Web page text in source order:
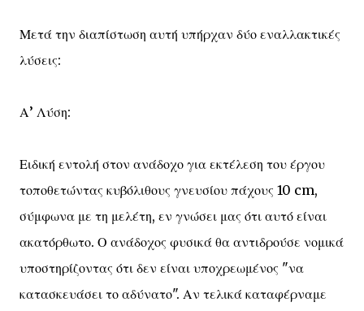
Μετά την διαπίστωση αυτή υπήρχαν δύο εναλλακτικές
λύσεις:
Α’ Λύση:
Ειδική εντολή στον ανάδοχο για εκτέλεση του έργου
τοποθετώντας κυβόλιθους γνευσίου πάχους 10 cm,
σύμφωνα με τη μελέτη, εν γνώσει μας ότι αυτό είναι
ακατόρθωτο. Ο ανάδοχος φυσικά θα αντιδρούσε νομικά
υποστηρίζοντας ότι δεν είναι υποχρεωμένος "να
κατασκευάσει το αδύνατο". Αν τελικά καταφέρναμε